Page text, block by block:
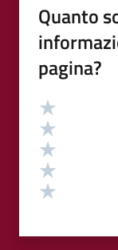
Quanto
pagina?
Valutazione